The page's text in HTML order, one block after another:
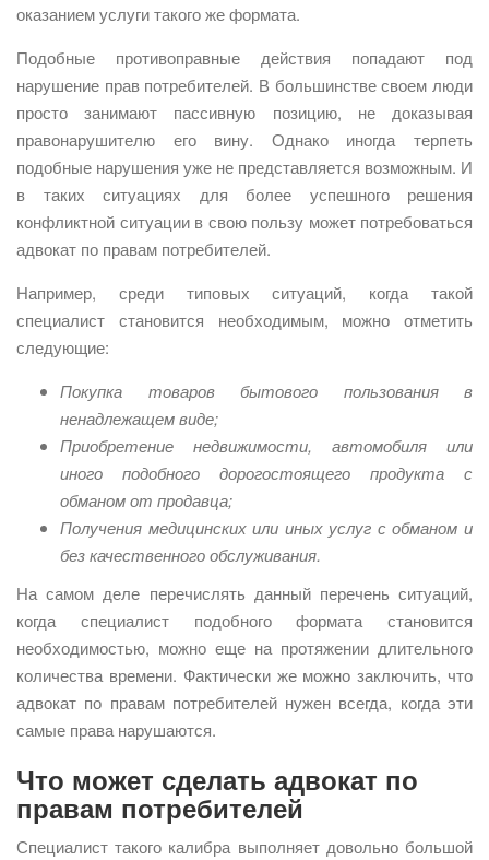
оказанием услуги такого же формата.
Подобные противоправные действия попадают под
нарушение прав потребителей. В большинстве своем люди
просто занимают пассивную позицию, не доказывая
правонарушителю его вину. Однако иногда терпеть
подобные нарушения уже не представляется возможным. И
в таких ситуациях для более успешного решения
конфликтной ситуации в свою пользу может потребоваться
адвокат по правам потребителей.
Например, среди типовых ситуаций, когда такой
специалист становится необходимым, можно отметить
следующие:
Покупка товаров бытового пользования в
ненадлежащем виде;
Приобретение недвижимости, автомобиля или
иного подобного дорогостоящего продукта с
обманом от продавца;
Получения медицинских или иных услуг с обманом и
без качественного обслуживания.
На самом деле перечислять данный перечень ситуаций,
когда специалист подобного формата становится
необходимостью, можно еще на протяжении длительного
количества времени. Фактически же можно заключить, что
адвокат по правам потребителей нужен всегда, когда эти
самые права нарушаются.
Что может сделать адвокат по
правам потребителей
Специалист такого калибра выполняет довольно большой